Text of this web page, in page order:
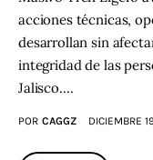
acciones técnicas,
desarrollan sin
integridad de las
Jalisco.…
POR CAGGZ DICIEMBRE